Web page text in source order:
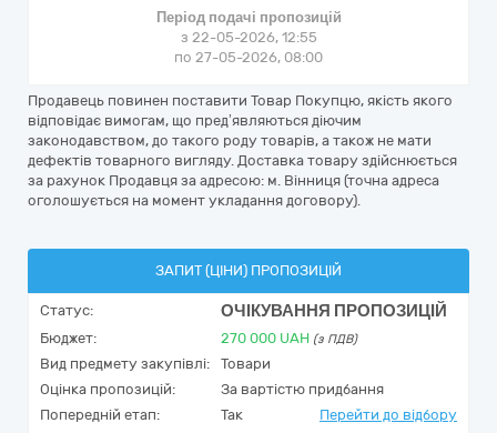
Період подачі пропозицій
з 22-05-2026, 12:55
по 27-05-2026, 08:00
Продавець повинен поставити Товар Покупцю, якість якого
відповідає вимогам, що пред’являються діючим
законодавством, до такого роду товарів, а також не мати
дефектів товарного вигляду. Доставка товару здійснюється
за рахунок Продавця за адресою: м. Вінниця (точна адреса
оголошується на момент укладання договору).
ЗАПИТ (ЦІНИ) ПРОПОЗИЦІЙ
Статус: ОЧІКУВАННЯ ПРОПОЗИЦІЙ
Бюджет: 270 000 UAH (з ПДВ)
Вид предмету закупівлі:
Товари
Оцінка пропозицій:
За вартістю придбання
Попередній етап:
Так Перейти до відбору